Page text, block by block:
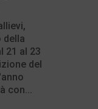
della
21 al 23
del
con...